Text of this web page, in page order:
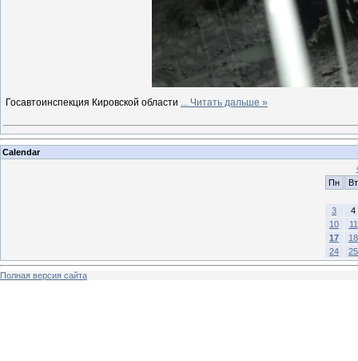
Госавтоинспекция Кировской области ... Читать дальше »
Calendar
Пн
Вт
3
4
10
11
17
18
24
25
Полная версия сайта